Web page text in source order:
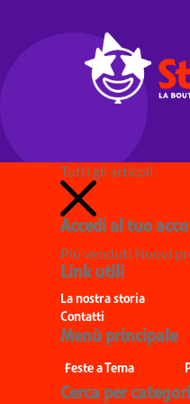
Tutti gli articoli
Accedi al tuo
Più venduti Nuovi
Link utili
La nostra storia
Contatti
Menù principale
Feste a Tema
Cerca per